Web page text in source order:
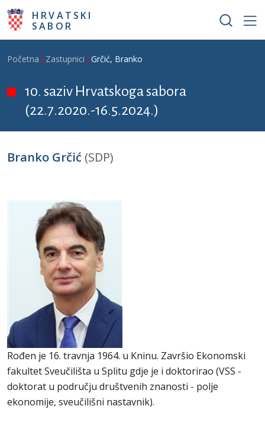
Skoči na glavni sadržaj
HRVATSKI
SABOR
Breadcrumb
Početna Zastupnici Grčić, Branko
10. saziv Hrvatskoga sabora
(22.7.2020.-16.5.2024.)
Branko Grčić (SDP)
Rođen je 16. travnja 1964. u Kninu. Završio Ekonomski
fakultet Sveučilišta u Splitu gdje je i doktorirao (VSS -
doktorat u području društvenih znanosti - polje
ekonomije, sveučilišni nastavnik).